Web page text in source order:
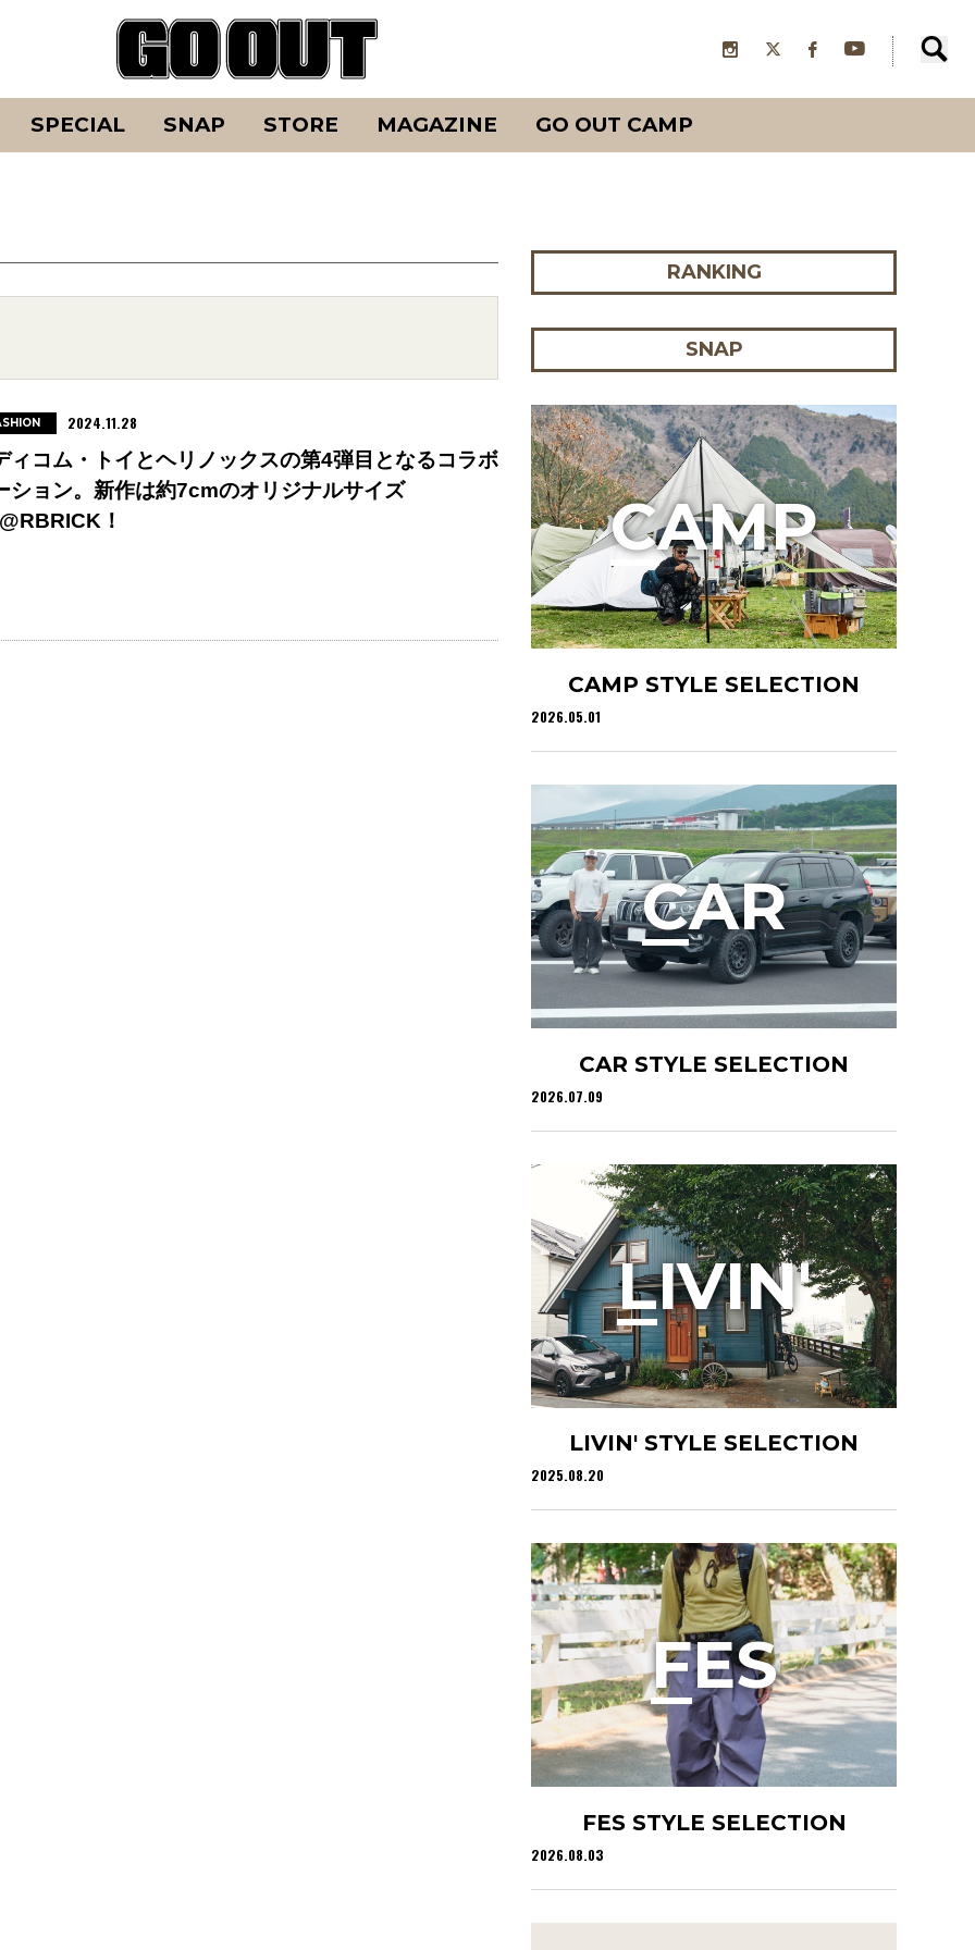
SPECIAL SNAP STORE MAGAZINE GO OUT CAMP
ィコム・トイとヘリノックスの第4弾目となるコラボ
ション。新作は約7cmのオリジナルサイズ
！
2024.11.28
RANKING
SNAP
CAMP STYLE SELECTION
2026.05.01
CAMP
CAR STYLE SELECTION
2026.07.09
CAR
LIVIN' STYLE SELECTION
2025.08.20
LIVIN'
FES STYLE SELECTION
2026.08.03
FES